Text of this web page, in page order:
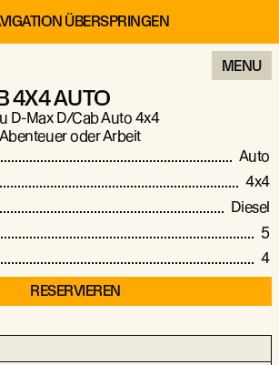
ÜBERSPRINGEN
MENU
4X4 AUTO
D-Max D/Cab Auto 4x4
oder Arbeit
Auto
4x4
Diesel
5
4
RESERVIEREN